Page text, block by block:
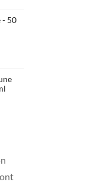
- 50